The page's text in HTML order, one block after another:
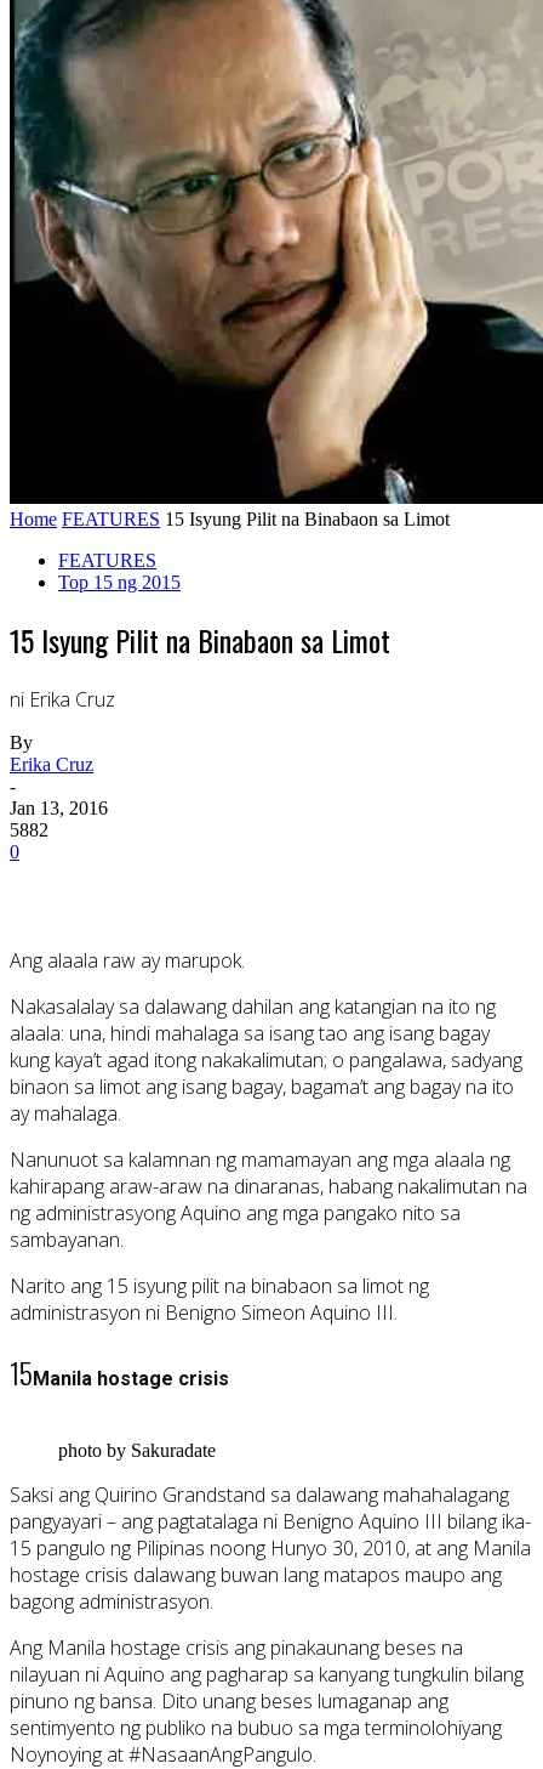
Home FEATURES 15 Isyung Pilit na Binabaon sa Limot
FEATURES
Top 15 ng 2015
15 Isyung Pilit na Binabaon sa Limot
ni Erika Cruz
By
Erika Cruz
-
Jan 13, 2016
5882
0
Ang alaala raw ay marupok.
Nakasalalay sa dalawang dahilan ang katangian na ito ng
alaala: una, hindi mahalaga sa isang tao ang isang bagay
kung kaya’t agad itong nakakalimutan; o pangalawa, sadyang
binaon sa limot ang isang bagay, bagama’t ang bagay na ito
ay mahalaga.
Nanunuot sa kalamnan ng mamamayan ang mga alaala ng
kahirapang araw-araw na dinaranas, habang nakalimutan na
ng administrasyong Aquino ang mga pangako nito sa
sambayanan.
Narito ang 15 isyung pilit na binabaon sa limot ng
administrasyon ni Benigno Simeon Aquino III.
15Manila hostage crisis
photo by Sakuradate
Saksi ang Quirino Grandstand sa dalawang mahahalagang
pangyayari – ang pagtatalaga ni Benigno Aquino III bilang ika-
15 pangulo ng Pilipinas noong Hunyo 30, 2010, at ang Manila
hostage crisis dalawang buwan lang matapos maupo ang
bagong administrasyon.
Ang Manila hostage crisis ang pinakaunang beses na
nilayuan ni Aquino ang pagharap sa kanyang tungkulin bilang
pinuno ng bansa. Dito unang beses lumaganap ang
sentimyento ng publiko na bubuo sa mga terminolohiyang
Noynoying at #NasaanAngPangulo.